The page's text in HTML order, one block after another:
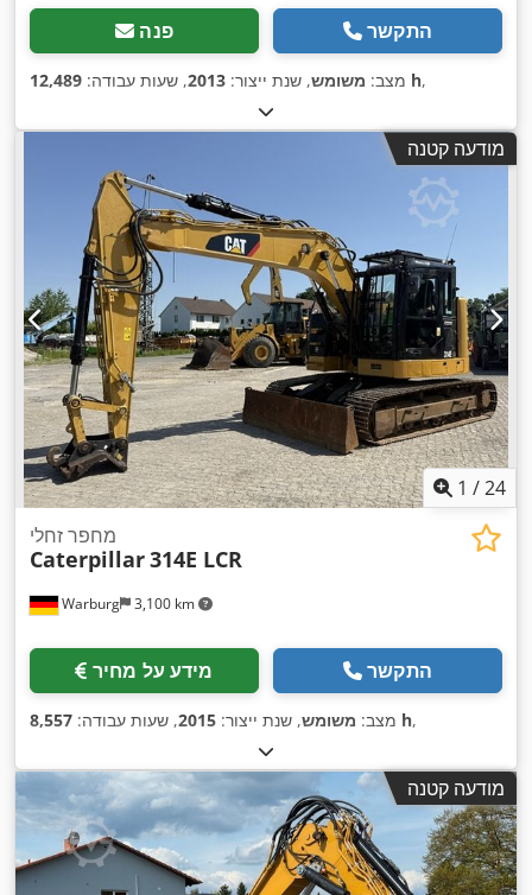
פנה התקשר
מצב: משומש, שנת ייצור: 2013, שעות עבודה: 12,489 h,
מודעה קטנה
1 /24
Warburg 3,100 km
מחפר זחלי
Caterpillar314E LCR
מידע על מחיר התקשר
מצב: משומש, שנת ייצור: 2015, שעות עבודה: 8,557 h,
מודעה קטנה